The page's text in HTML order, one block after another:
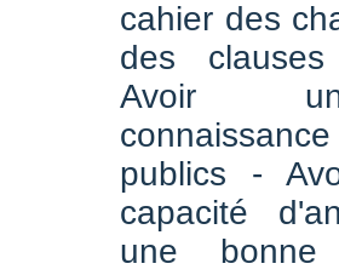
cahier des
des
Avoir
publics -
capacité
une